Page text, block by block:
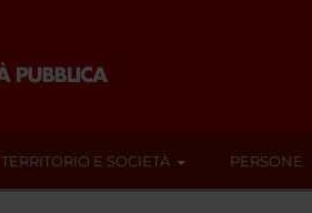
TERRITORIO E SOCIETÀ PERSONE